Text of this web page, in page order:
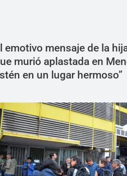
emotivo mensaje de la
murió aplastada en
en un lugar hermoso”